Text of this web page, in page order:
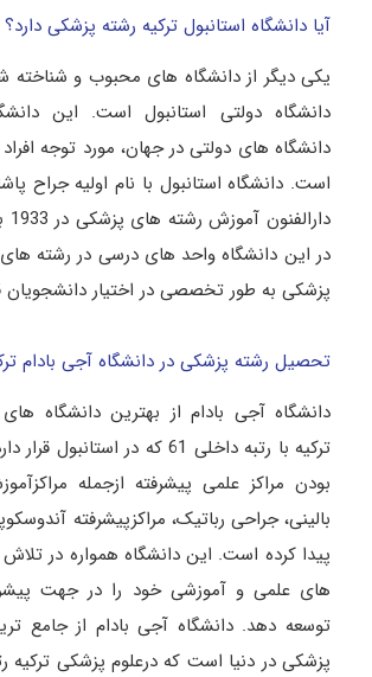
آیا دانشگاه استانبول ترکیه رشته پزشکی دارد؟
یکی دیگر از دانشگاه‌ های محبوب و شناخته‌
دانشگاه دولتی استانبول است. این
دانشگاه‌ های دولتی در جهان، مورد توجه افراد
است. دانشگاه استانبول با نام اولیه جراح
در این دانشگاه واحد های درسی در رشته‌
پزشکی به‌ طور تخصصی در اختیار دانشجویان
تحصیل رشته پزشکی در دانشگاه آجی بادام
دانشگاه آجی بادام از بهترین دانشگاه
ترکیه با رتبه داخلی 61 که در
بودن مراکز علمی پیشرفته ازجمله
بالینی، جراحی رباتیک، مراکزپیشرفته
پیدا کرده است. این دانشگاه همواره در
های علمی و آموزشی خود را در جهت
توسعه دهد. دانشگاه آجی بادام از جامع